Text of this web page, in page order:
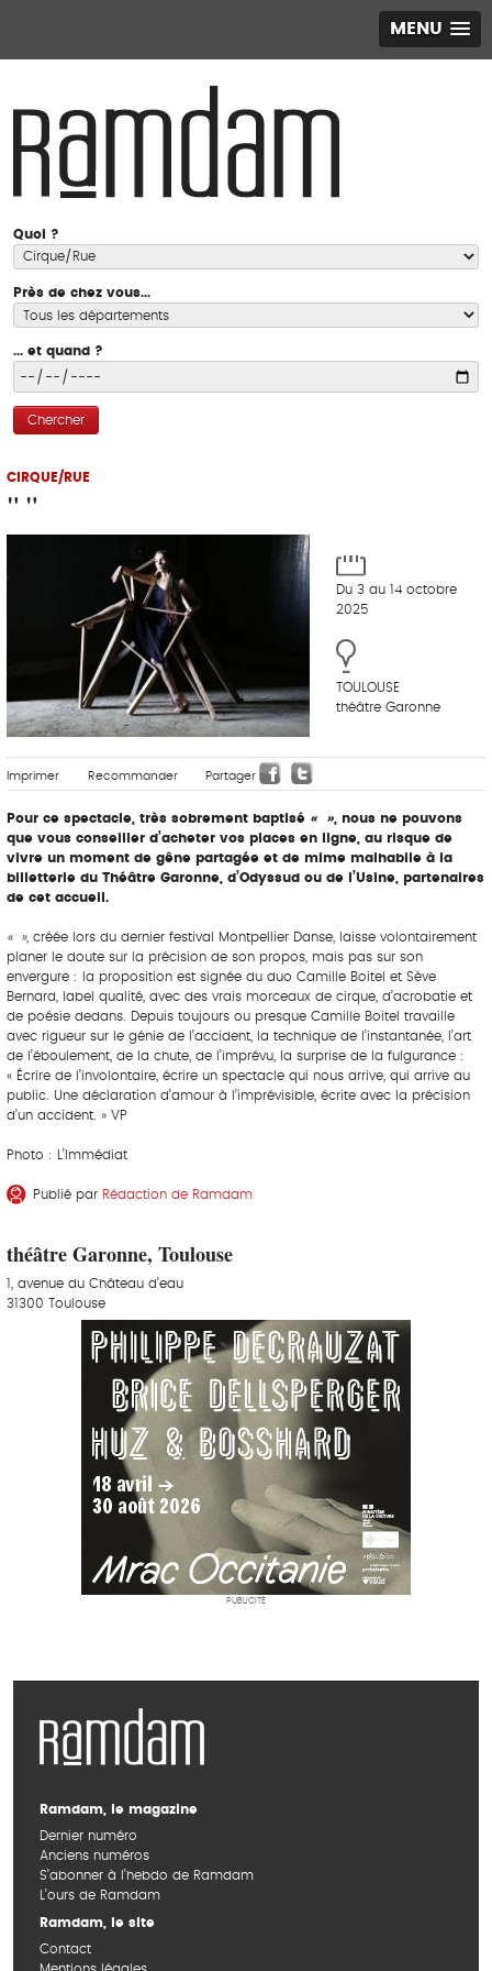
MENU
Quoi ?
Près de chez vous...
... et quand ?
Chercher
CIRQUE/RUE
" "
Du 3 au 14 octobre
2025
TOULOUSE
théâtre Garonne
Imprimer Recommander Partager
Pour ce spectacle, très sobrement baptisé « » , nous ne pouvons
que vous conseiller d’acheter vos places en ligne, au risque de
vivre un moment de gêne partagée et de mime malhabile à la
billetterie du Théâtre Garonne, d’Odyssud ou de l’Usine, partenaires
de cet accueil.
« », créée lors du dernier festival Montpellier Danse, laisse volontairement
planer le doute sur la précision de son propos, mais pas sur son
envergure : la proposition est signée du duo Camille Boitel et Sève
Bernard, label qualité, avec des vrais morceaux de cirque, d’acrobatie et
de poésie dedans. Depuis toujours ou presque Camille Boitel travaille
avec rigueur sur le génie de l’accident, la technique de l’instantanée, l’art
de l’éboulement, de la chute, de l’imprévu, la surprise de la fulgurance :
« Écrire de l’involontaire, écrire un spectacle qui nous arrive, qui arrive au
public. Une déclaration d’amour à l’imprévisible, écrite avec la précision
d’un accident. » VP
Photo : L’Immédiat
Publié par Rédaction de Ramdam
théâtre Garonne, Toulouse
1, avenue du Château d’eau
31300 Toulouse
PUBLICITÉ
Ramdam, le magazine
Dernier numéro
Anciens numéros
S’abonner à l’hebdo de Ramdam
L’ours de Ramdam
Ramdam, le site
Contact